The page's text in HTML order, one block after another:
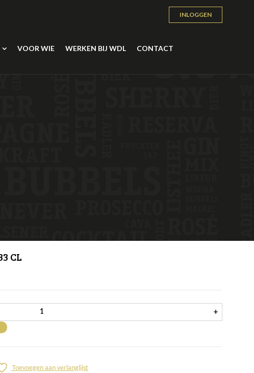
INLOGGEN
VOOR WIE WERKEN BIJ WDL CONTACT
CL
La Trappe Isid'or krat 24x33 cl aantal +
Toevoegen aan verlanglijst